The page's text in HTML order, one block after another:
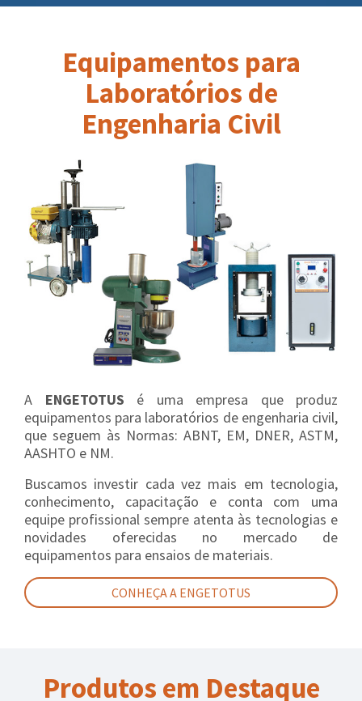
Equipamentos para
Laboratórios de
Engenharia Civil
A ENGETOTUS é uma empresa que produz
equipamentos para laboratórios de engenharia civil,
que seguem às Normas: ABNT, EM, DNER, ASTM,
AASHTO e NM.
Buscamos investir cada vez mais em tecnologia,
conhecimento, capacitação e conta com uma
equipe profissional sempre atenta às tecnologias e
novidades oferecidas no mercado de
equipamentos para ensaios de materiais.
CONHEÇA A ENGETOTUS
Produtos em Destaque